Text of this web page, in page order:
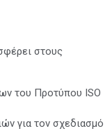
στους
του Προτύπου ISO
για τον σχεδιασμό